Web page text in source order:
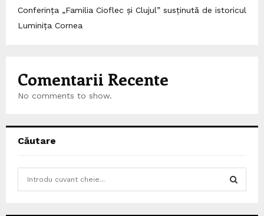
Conferința „Familia Cioflec și Clujul” susținută de istoricul
Luminița Cornea
Comentarii Recente
No comments to show.
Căutare